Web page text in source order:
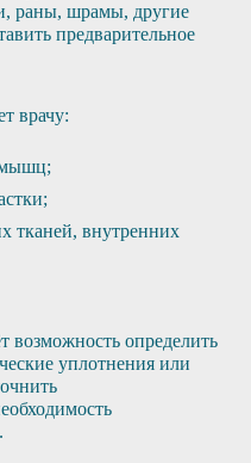
раны, шрамы, другие
предварительное
врачу:
мышц;
тканей, внутренних
возможность определить
уплотнения или